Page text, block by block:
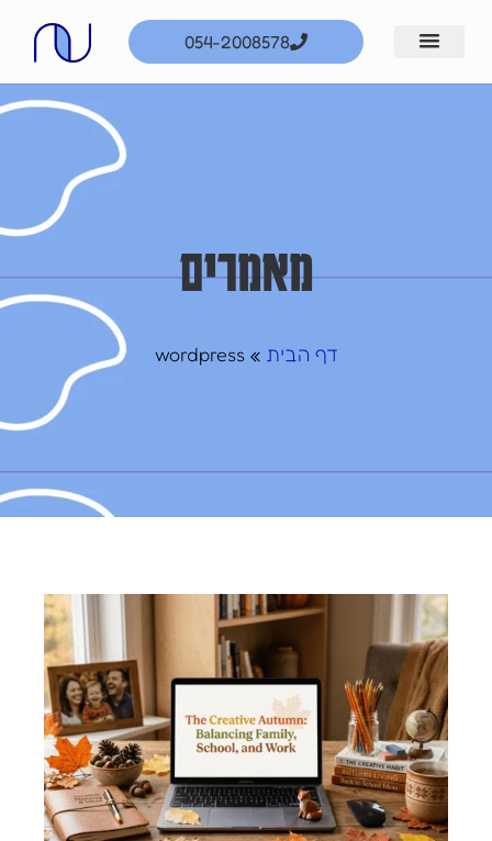
054-2008578
מאמרים
דף הבית »
wordpress